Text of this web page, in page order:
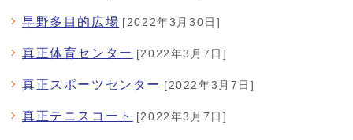
早野多目的広場 [2022年3月30日]
真正体育センター [2022年3月7日]
真正スポーツセンター [2022年3月7日]
真正テニスコート [2022年3月7日]